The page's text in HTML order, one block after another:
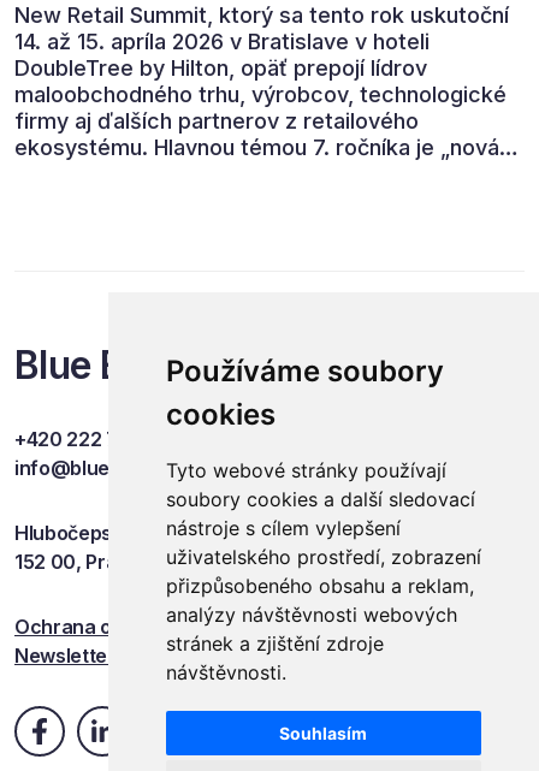
Používáme soubory
cookies
Tyto webové stránky používají
soubory cookies a další sledovací
nástroje s cílem vylepšení
uživatelského prostředí, zobrazení
přizpůsobeného obsahu a reklam,
analýzy návštěvnosti webových
stránek a zjištění zdroje
návštěvnosti.
Souhlasím
New Retail Summit, ktorý sa tento rok uskutoční
14. až 15. apríla 2026 v Bratislave v hoteli
DoubleTree by Hilton, opäť prepojí lídrov
maloobchodného trhu, výrobcov, technologické
firmy aj ďalších partnerov z retailového
ekosystému. Hlavnou témou 7. ročníka je „nová
Blue Events
+420 222 749 841
info@blueevents.eu
Hlubočepská 701/38c
152 00, Praha 5
Ochrana osobních údajů
Newsletter